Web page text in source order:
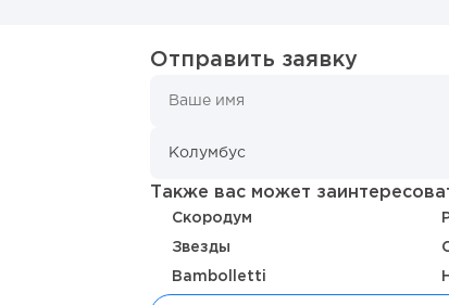
Отправить заявку
Также вас может
Скородум
Звезды
Bambolletti